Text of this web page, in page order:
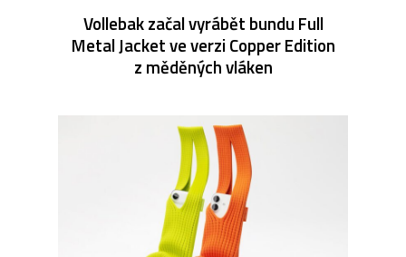
Vollebak začal vyrábět bundu Full
Metal Jacket ve verzi Copper Edition
z měděných vláken